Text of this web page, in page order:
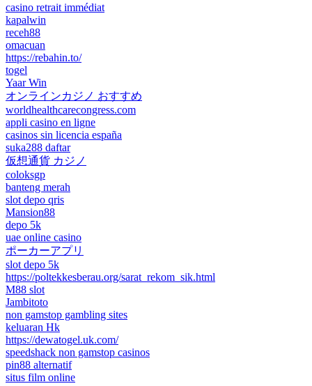
casino retrait immédiat
kapalwin
receh88
omacuan
https://rebahin.to/
togel
Yaar Win
オンラインカジノ おすすめ
worldhealthcarecongress.com
appli casino en ligne
casinos sin licencia españa
suka288 daftar
仮想通貨 カジノ
coloksgp
banteng merah
slot depo qris
Mansion88
depo 5k
uae online casino
ポーカーアプリ
slot depo 5k
https://poltekkesberau.org/sarat_rekom_sik.html
M88 slot
Jambitoto
non gamstop gambling sites
keluaran Hk
https://dewatogel.uk.com/
speedshack non gamstop casinos
pin88 alternatif
situs film online